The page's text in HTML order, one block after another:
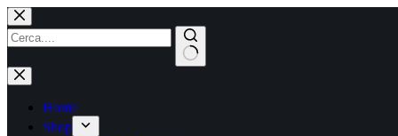
Home
Shop